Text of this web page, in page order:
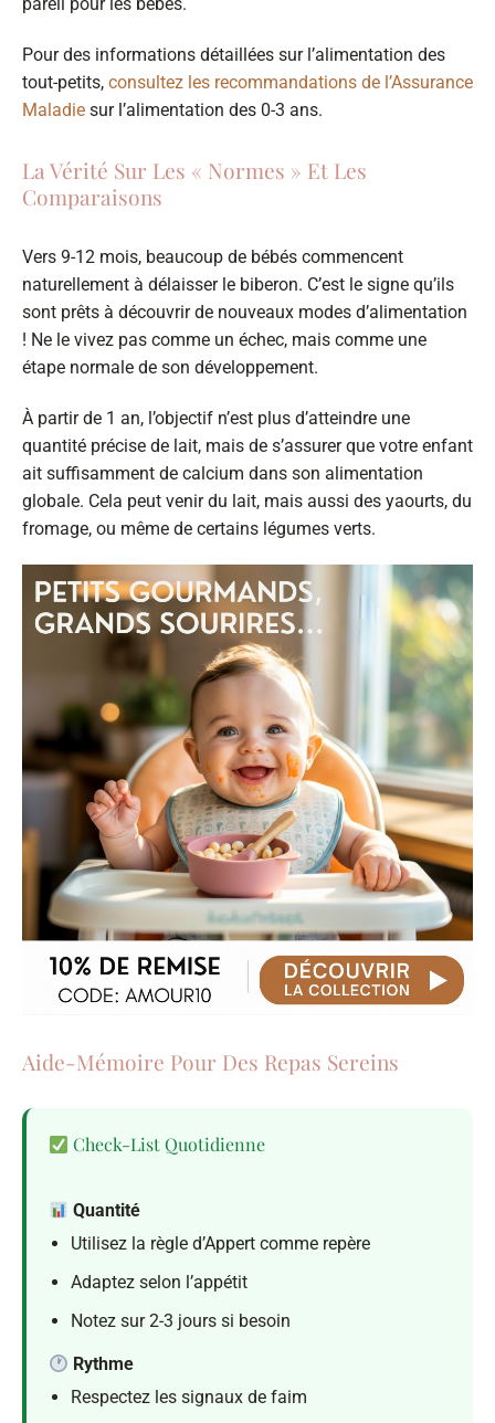
Pour des informations détaillées sur l’alimentation des
tout-petits, consultez les recommandations de l’Assurance
Maladie sur l’alimentation des 0-3 ans.
La Vérité Sur Les « Normes » Et Les
Comparaisons
Vers 9-12 mois, beaucoup de bébés commencent
naturellement à délaisser le biberon. C’est le signe qu’ils
sont prêts à découvrir de nouveaux modes d’alimentation
! Ne le vivez pas comme un échec, mais comme une
étape normale de son développement.
À partir de 1 an, l’objectif n’est plus d’atteindre une
quantité précise de lait, mais de s’assurer que votre enfant
ait suffisamment de calcium dans son alimentation
globale. Cela peut venir du lait, mais aussi des yaourts, du
fromage, ou même de certains légumes verts.
Aide-Mémoire Pour Des Repas Sereins
Check-List Quotidienne
Quantité
Utilisez la règle d’Appert comme repère
Adaptez selon l’appétit
Notez sur 2-3 jours si besoin
Rythme
Respectez les signaux de faim